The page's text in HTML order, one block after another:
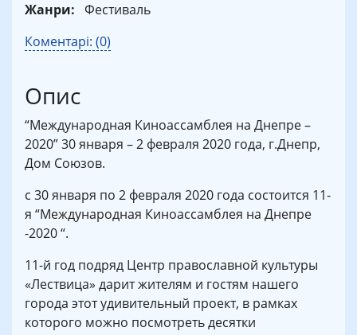
Жанри: Фестиваль
Коментарі: (0)
Опис
“Международная Киноассамблея на Днепре –
2020” 30 января – 2 февраля 2020 года, г.Днепр,
Дом Союзов.
с 30 января по 2 февраля 2020 года состоится 11-
я “Международная Киноассамблея на Днепре
-2020 “.
11-й год подряд Центр православной культуры
«Лествица» дарит жителям и гостям нашего
города этот удивительный проект, в рамках
которого можно посмотреть десятки